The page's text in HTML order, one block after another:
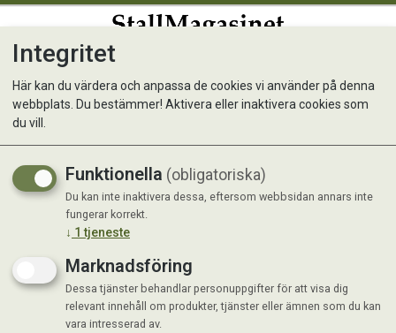
NAF Neatsfoot Oil 500 ml
Integritet
Här kan du värdera och anpassa de cookies vi använder på denna
webbplats. Du bestämmer! Aktivera eller inaktivera cookies som
du vill.
Funktionella (obligatoriska)
Du kan inte inaktivera dessa, eftersom webbsidan annars inte
fungerar korrekt.
↓ 1 tjeneste
Marknadsföring
Dessa tjänster behandlar personuppgifter för att visa dig
relevant innehåll om produkter, tjänster eller ämnen som du kan
vara intresserad av.